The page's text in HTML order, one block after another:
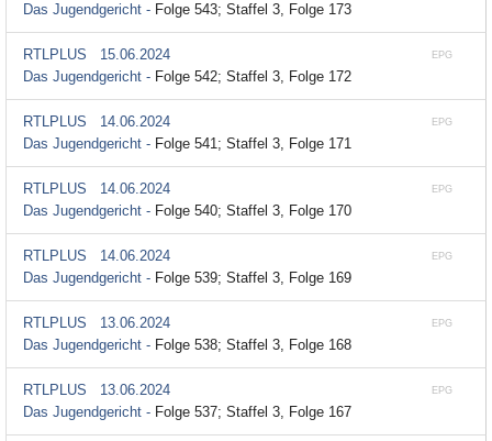
Das Jugendgericht - Folge 543; Staffel 3, Folge 173
EPG
RTLPLUS
15.06.2024
Das Jugendgericht - Folge 542; Staffel 3, Folge 172
EPG
RTLPLUS
14.06.2024
Das Jugendgericht - Folge 541; Staffel 3, Folge 171
EPG
RTLPLUS
14.06.2024
Das Jugendgericht - Folge 540; Staffel 3, Folge 170
EPG
RTLPLUS
14.06.2024
Das Jugendgericht - Folge 539; Staffel 3, Folge 169
EPG
RTLPLUS
13.06.2024
Das Jugendgericht - Folge 538; Staffel 3, Folge 168
EPG
RTLPLUS
13.06.2024
Das Jugendgericht - Folge 537; Staffel 3, Folge 167